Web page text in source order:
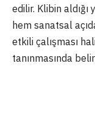
edilir. Klibin aldığı
hem sanatsal
etkili çalışması
tanınmasında